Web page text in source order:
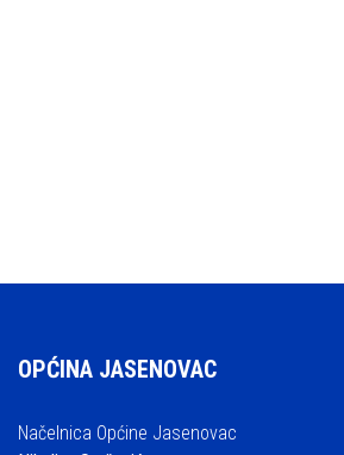
OPĆINA JASENOVAC
Načelnica Općine Jasenovac